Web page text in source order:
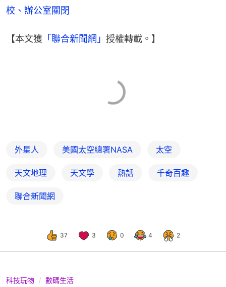
校、辦公室關閉
【本文獲 「聯合新聞網」 授權轉載。】
外星人 美國太空總署NASA 太空
天文地理 天文學 熱話 千奇百趣
聯合新聞網
37 3 0 4 2
科技玩物 數碼生活